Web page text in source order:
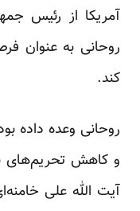
آمریکا از رئیس
روحانی به عنوان
کند.
روحانی وعده داده
و کاهش تحریم‌های
آیت الله علی